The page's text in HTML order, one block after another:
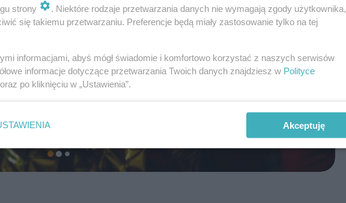
strony
. Niektóre rodzaje przetwarzania danych nie wymagają zgody użytkownika,
się takiemu przetwarzaniu. Preferencje będą miały zastosowanie tylko na tej
informacjami, abyś mógł świadomie i komfortowo korzystać z naszych serwisów
informacje dotyczące przetwarzania Twoich danych znajdziesz w Polityce
oraz po kliknięciu w „Ustawienia”.
Akceptuję